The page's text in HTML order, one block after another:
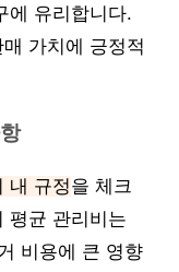
에 유리합니다.
가치에 긍정적
내 규정을 체크
평균 관리비는
비용에 큰 영향